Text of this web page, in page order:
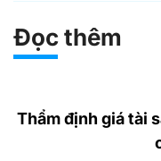
Đọc thêm
Thẩm định giá tài